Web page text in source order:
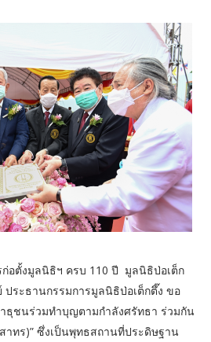
ก่อตั้งมูลนิธิฯ ครบ 110 ปี มูลนิธิป่อเต็ก
ประธานกรรมการมูลนิธิป่อเต็กตึ๊ง ขอ
ธุชนร่วมทำบุญตามกำลังศรัทธา ร่วมกัน
สาทร)” ซึ่งเป็นพุทธสถานที่ประดิษฐาน